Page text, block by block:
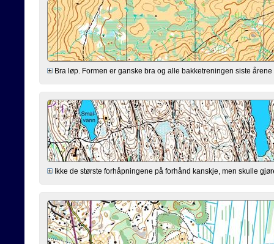
Bra løp. Formen er ganske bra og alle bakketreningen siste
Ikke de største forhåpningene på forhånd kanskje, men skulle